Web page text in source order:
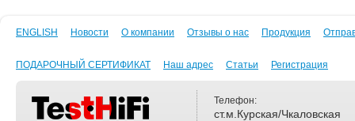
ENGLISH Новости О компании Отзывы о нас Продукция
ПОДАРОЧНЫЙ СЕРТИФИКАТ Наш адрес Статьи Регистрация
Телефон:
ст.м.Курская/Чкаловская